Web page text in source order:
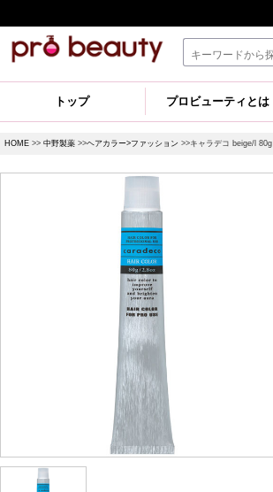
トップ プロビューティとは
HOME >> 中野製薬 >>ヘアカラー>ファッション >>キャラデコ beige/l 80g